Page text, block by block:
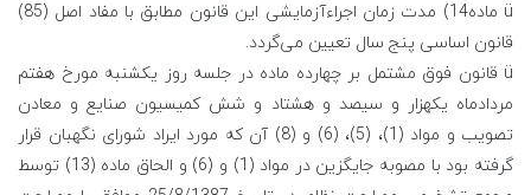
ü ماده14) مدت زمان اجراءآزمایشی این قانون مطابق با مفاد اصل (85)
قانون اساسی پنج سال تعیین می‌گردد.
ü قانون فوق مشتمل بر چهارده ماده در جلسه روز یکشنبه مورخ هفتم
مردادماه یکهزار و سیصد و هشتاد و شش کمیسیون صنایع و معادن
تصویب و مواد (1)، (5)، (6) و (8) آن که مورد ایراد شورای نگهبان قرار
گرفته بود با مصوبه جایگزین در مواد (1) و (6) و الحاق ماده (13) توسط